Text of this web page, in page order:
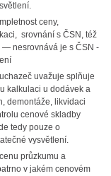
ceny,
srovnání s ČSN, též
nesrovnává je s ČSN -
uvažuje splňuje
kalkulaci u dodávek a
demontáže, likvidaci
cenové skladby
tedy pouze o
vysvětlení.
průzkumu a
v jakém cenovém